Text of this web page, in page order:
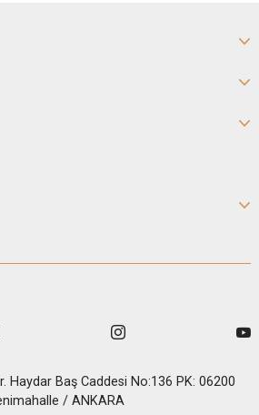
Haydar Baş Caddesi No:136 PK: 06200
/ ANKARA